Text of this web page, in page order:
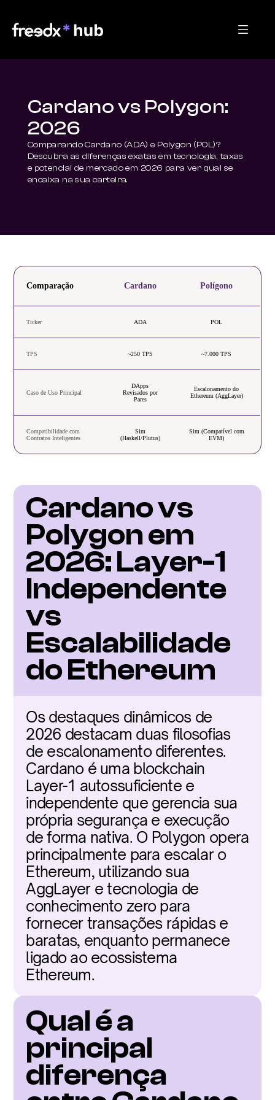
Cardano vs Polygon:
2026
Comparando Cardano (ADA) e Polygon (POL)?
Descubra as diferenças exatas em tecnologia, taxas
e potencial de mercado em 2026 para ver qual se
encaixa na sua carteira.
Comparação Cardano Polígono
Ticker ADA POL
TPS ~250 TPS ~7.000 TPS
Caso de Uso Principal
DApps
Revisados por
Pares
Escalonamento do
Ethereum (AggLayer)
Compatibilidade com
Contratos Inteligentes
Sim
(Haskell/Plutus)
Sim (Compatível com
EVM)
Cardano vs
Polygon em
2026: Layer-1
Independente
vs
Escalabilidade
do Ethereum
Os destaques dinâmicos de
2026 destacam duas filosofias
de escalonamento diferentes.
Cardano é uma blockchain
Layer-1 autossuficiente e
independente que gerencia sua
própria segurança e execução
de forma nativa. O Polygon opera
principalmente para escalar o
Ethereum, utilizando sua
AggLayer e tecnologia de
conhecimento zero para
fornecer transações rápidas e
baratas, enquanto permanece
ligado ao ecossistema
Ethereum.
Qual é a
principal
diferença